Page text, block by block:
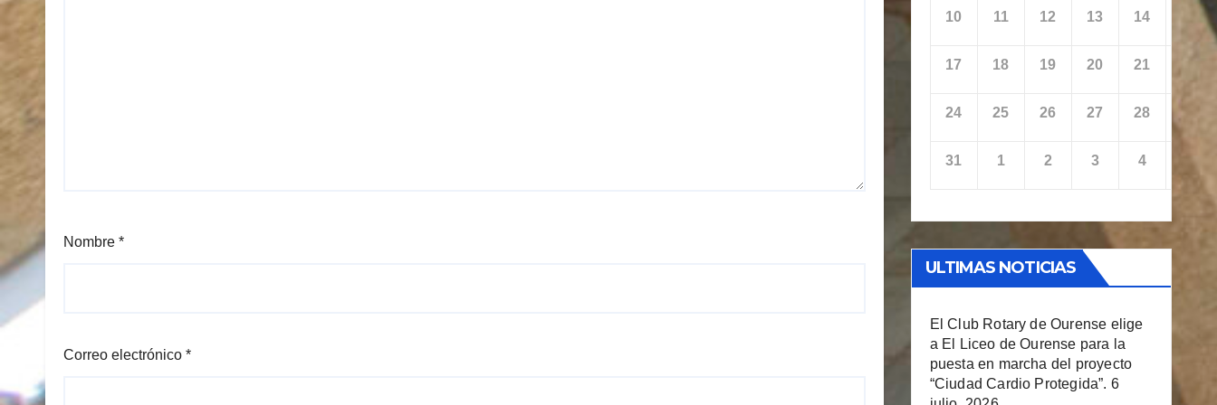
Nombre *
Correo electrónico *
10 11 12 13 14
17 18 19 20 21
24 25 26 27 28 29
31 1 2 3 4
ULTIMAS NOTICIAS
El Club Rotary de Ourense elige
a El Liceo de Ourense para la
puesta en marcha del proyecto
“Ciudad Cardio Protegida”. 6